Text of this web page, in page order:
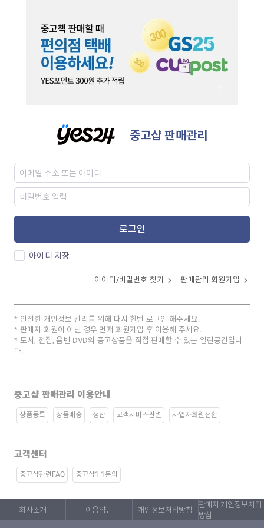
중고샵 판매관리
로그인
아이디 저장
아이디/비밀번호 찾기 판매관리 회원가입
안전한 개인정보 관리를 위해 다시 한번 로그인 해주세요.
판매자 회원이 아닌 경우 먼저 회원가입 후 이용해 주세요.
도서, 전집, 음반 DVD의 중고상품을 직접 판매할 수 있는 열린공간입니
다.
중고샵 판매관리 이용안내
상품등록 상품배송 정산 고객서비스관련 사업자회원전환
고객센터
중고샵관련FAQ 중고샵1:1문의
회사소개 이용약관 개인정보처리방침
판매자 개인정보처리
방침